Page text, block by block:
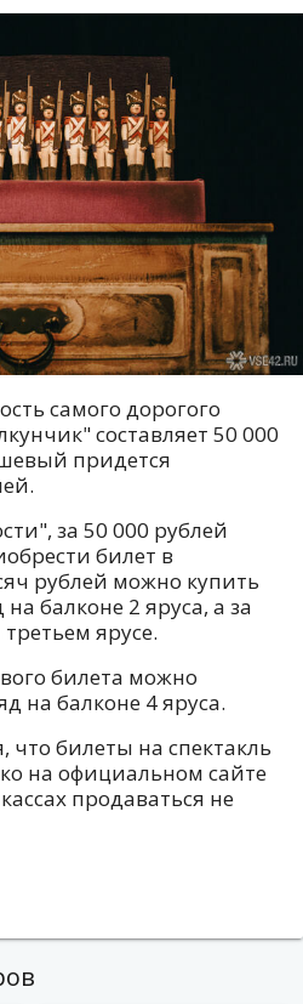
самого дорогого
составляет 50 000
придется
за 50 000 рублей
билет в
рублей можно купить
балконе 2 яруса, а за
ярусе.
билета можно
на балконе 4 яруса.
что билеты на спектакль
на официальном сайте
продаваться не